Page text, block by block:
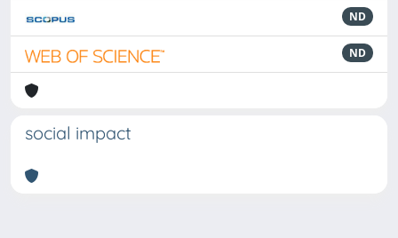
ND
ND
social impact